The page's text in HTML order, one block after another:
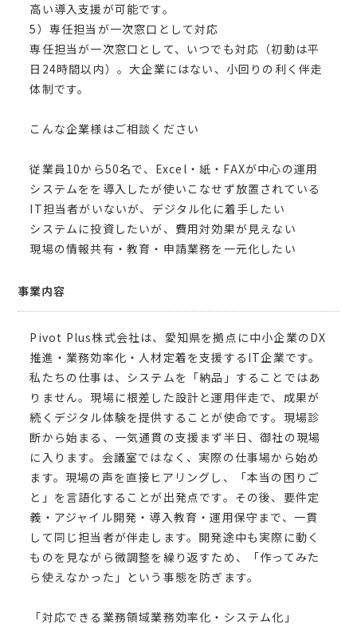
高い導入支援が可能です。
5）専任担当が一次窓口として対応
専任担当が一次窓口として、いつでも対応（初動は平
日24時間以内）。大企業にはない、小回りの利く伴走
体制です。
こんな企業様はご相談ください
従業員10から50名で、Excel・紙・FAXが中心の運用
システムをを導入したが使いこなせず放置されている
IT担当者がいないが、デジタル化に着手したい
システムに投資したいが、費用対効果が見えない
現場の情報共有・教育・申請業務を一元化したい
事業内容
Pivot Plus株式会社は、愛知県を拠点に中小企業のDX
推進・業務効率化・人材定着を支援するIT企業です。
私たちの仕事は、システムを「納品」することではあ
りません。現場に根差した設計と運用伴走で、成果が
続くデジタル体験を提供することが使命です。現場診
断から始まる、一気通貫の支援まず半日、御社の現場
に入ります。会議室ではなく、実際の仕事場から始め
ます。現場の声を直接ヒアリングし、「本当の困りご
と」を言語化することが出発点です。その後、要件定
義・アジャイル開発・導入教育・運用保守まで、一貫
して同じ担当者が伴走します。開発途中も実際に動く
ものを見ながら微調整を繰り返すため、「作ってみた
ら使えなかった」という事態を防ぎます。
「対応できる業務領域業務効率化・システム化」